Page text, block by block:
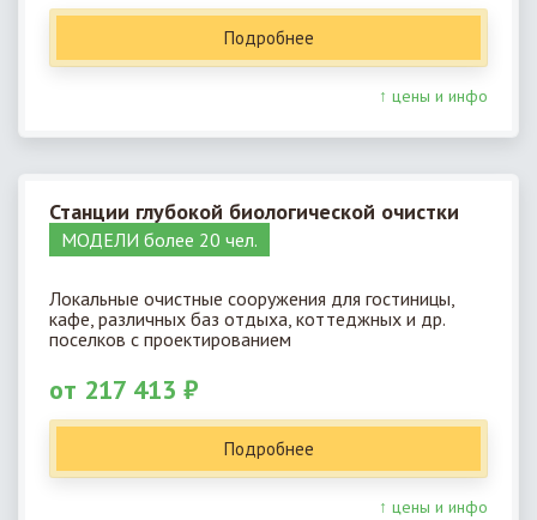
Подробнее
↑ цены и инфо
Станции глубокой биологической очистки
МОДЕЛИ более 20 чел.
Локальные очистные сооружения для гостиницы,
кафе, различных баз отдыха, коттеджных и др.
поселков с проектированием
от 217 413 ₽
Подробнее
↑ цены и инфо